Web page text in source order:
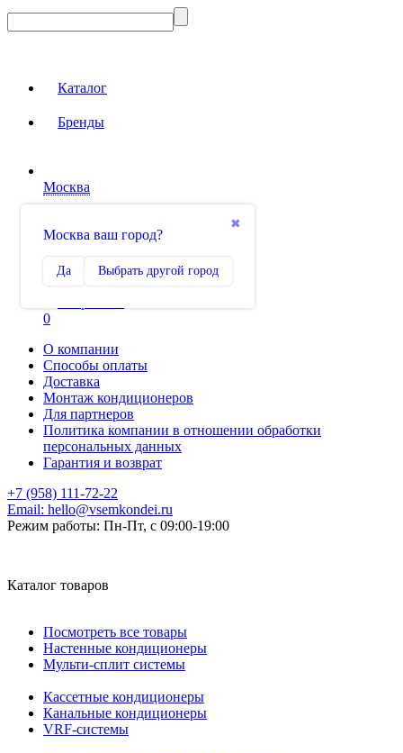
Каталог
Бренды
Москва
✖
Москва ваш город?
Да Выбрать другой город
Сравнение
0
О компании
Способы оплаты
Доставка
Монтаж кондиционеров
Для партнеров
Политика компании в отношении обработки
персональных данных
Гарантия и возврат
+7 (958) 111-72-22
Email: hello@vsemkondei.ru
Режим работы: Пн-Пт, с 09:00-19:00
Каталог товаров
Посмотреть все товары
Настенные кондиционеры
Мульти-сплит системы
Кассетные кондиционеры
Канальные кондиционеры
VRF-системы